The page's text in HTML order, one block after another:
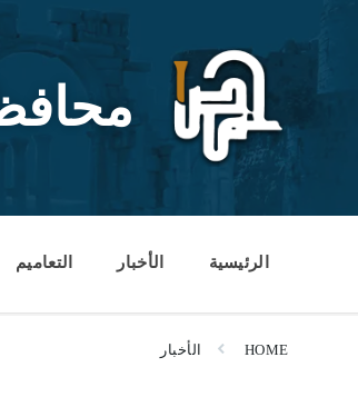
content
الرئيسية الأخبار التعاميم
HOME الأخبار